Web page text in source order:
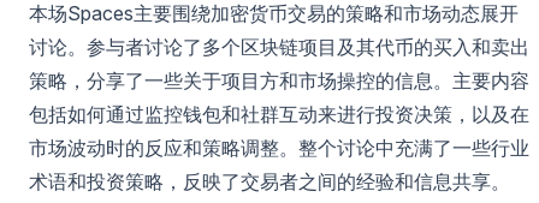
本场Spaces主要围绕加密货币交易的策略和市场动态展开
讨论。参与者讨论了多个区块链项目及其代币的买入和卖出
策略，分享了一些关于项目方和市场操控的信息。主要内容
包括如何通过监控钱包和社群互动来进行投资决策，以及在
市场波动时的反应和策略调整。整个讨论中充满了一些行业
术语和投资策略，反映了交易者之间的经验和信息共享。